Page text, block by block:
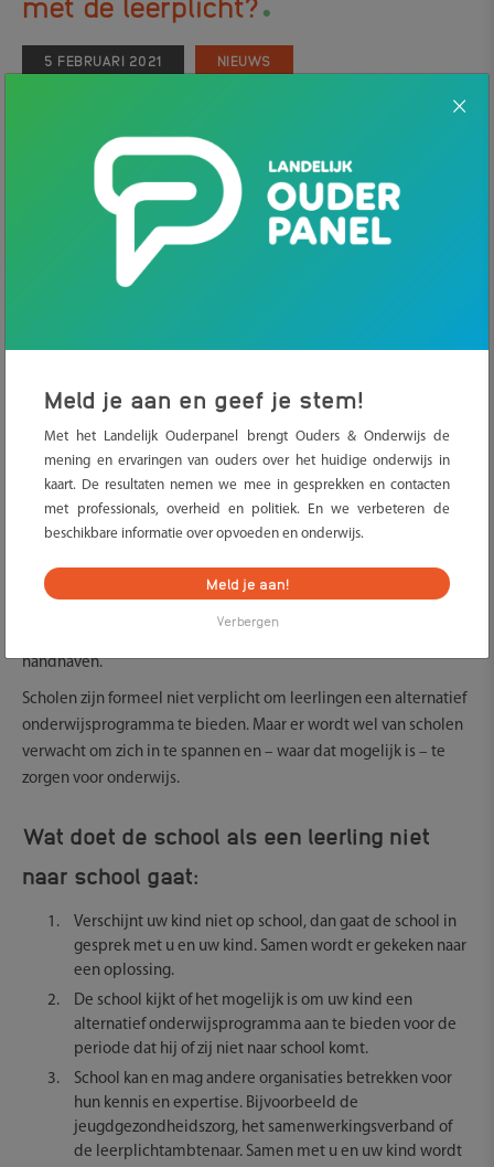
5 FEBRUARI 2021 NIEUWS
Dit nieuwsbericht is bijgewerkt op 25-2-2021 13:30 uur.
Sinds 8 februari zijn de basisscholen weer open. Leerlingen
moeten naar school. Maar wat als uw kind niet naar school gaat,
school en neemt hij of zij niet deel aan het aangeboden
handhaven.
Scholen zijn formeel niet verplicht om leerlingen een alternatief
onderwijsprogramma te bieden. Maar er wordt wel van scholen
verwacht om zich in te spannen en – waar dat mogelijk is – te
zorgen voor onderwijs.
Wat doet de school als een leerling niet
naar school gaat:
Verschijnt uw kind niet op school, dan gaat de school in
gesprek met u en uw kind. Samen wordt er gekeken naar
een oplossing.
De school kijkt of het mogelijk is om uw kind een
alternatief onderwijsprogramma aan te bieden voor de
periode dat hij of zij niet naar school komt.
School kan en mag andere organisaties betrekken voor
hun kennis en expertise. Bijvoorbeeld de
jeugdgezondheidszorg, het samenwerkingsverband of
de leerplichtambtenaar. Samen met u en uw kind wordt
Meld je aan en geef je stem!
Met het Landelijk Ouderpanel brengt Ouders & Onderwijs de
mening en ervaringen van ouders over het huidige onderwijs in
kaart. De resultaten nemen we mee in gesprekken en contacten
met professionals, overheid en politiek. En we verbeteren de
beschikbare informatie over opvoeden en onderwijs.
Meld je aan!
Verbergen